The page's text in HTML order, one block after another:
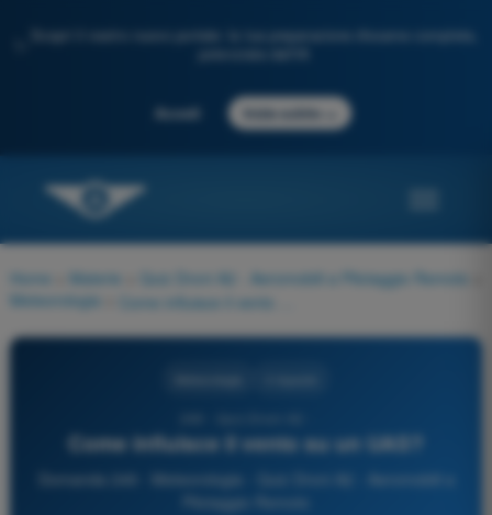
Scopri il nostro nuovo portale: la tua preparazione d'esame completa,
Accedi Inizia subito
Home Materie Quiz Droni A2 - Aeromobili a Pilotaggio Remoto
Meteorologia
Come influisce il vento su un UAS?